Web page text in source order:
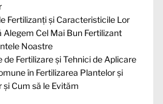
Fertilizanți și Caracteristicile Lor
Alegem Cel Mai Bun Fertilizant
Noastre
de Fertilizare și Tehnici de Aplicare
în Fertilizarea Plantelor și
și Cum să le Evităm